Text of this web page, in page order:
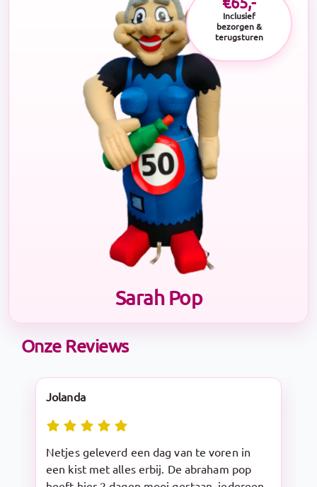
Inclusief
bezorgen &
terugsturen
Sarah Pop
Onze Reviews
Nadine
Snelle levering en makkelijk op te zetten.
De Sarah pop is een aanrader!